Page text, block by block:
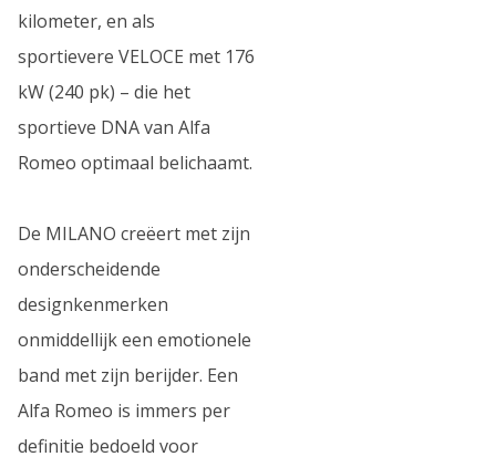
kilometer, en als
sportievere VELOCE met 176
kW (240 pk) – die het
sportieve DNA van Alfa
Romeo optimaal belichaamt.
De MILANO creëert met zijn
onderscheidende
designkenmerken
onmiddellijk een emotionele
band met zijn berijder. Een
Alfa Romeo is immers per
definitie bedoeld voor